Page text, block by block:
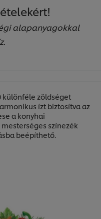
alapanyagokkal
különféle zöldséget
ízt biztosítva az
a konyhai
színezék
beépíthető.